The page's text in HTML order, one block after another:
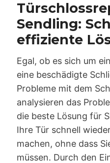
Sendling:
effiziente
Egal, ob es sich um
eine beschädigte
Probleme mit dem
analysieren das
die beste Lösung für
Ihre Tür schnell
machen, ohne dass
müssen. Durch den